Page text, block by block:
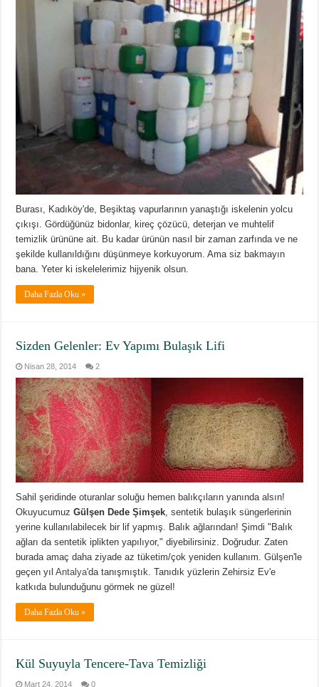
Burası, Kadıköy'de, Beşiktaş vapurlarının yanaştığı iskelenin yolcu
çıkışı. Gördüğünüz bidonlar, kireç çözücü, deterjan ve muhtelif
temizlik ürününe ait. Bu kadar ürünün nasıl bir zaman zarfında ve ne
şekilde kullanıldığını düşünmeye korkuyorum. Ama siz bakmayın
bana. Yeter ki iskelelerimiz hijyenik olsun.
Daha Fazla Oku »
Sizden Gelenler: Ev Yapımı Bulaşık Lifi
Nisan 28, 2014 2
Sahil şeridinde oturanlar soluğu hemen balıkçıların yanında alsın!
OkuyucumuzGülşen Dede Şimşek , sentetik bulaşık süngerlerinin
yerine kullanılabilecek bir lif yapmış. Balık ağlarından! Şimdi "Balık
ağları da sentetik iplikten yapılıyor," diyebilirsiniz. Doğrudur. Zaten
burada amaç daha ziyade az tüketim/çok yeniden kullanım. Gülşen'le
geçen yılAntalya'da tanışmıştık. Tanıdık yüzlerin Zehirsiz Ev'e
katkıda bulunduğunu görmek ne güzel!
Daha Fazla Oku »
Kül Suyuyla Tencere-Tava Temizliği
Mart 24, 2014 0